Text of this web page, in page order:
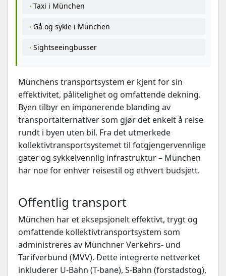
Taxi i München
Gå og sykle i München
Sightseeingbusser
Münchens transportsystem er kjent for sin
effektivitet, pålitelighet og omfattende dekning.
Byen tilbyr en imponerende blanding av
transportalternativer som gjør det enkelt å reise
rundt i byen uten bil. Fra det utmerkede
kollektivtransportsystemet til fotgjengervennlige
gater og sykkelvennlig infrastruktur – München
har noe for enhver reisestil og ethvert budsjett.
Offentlig transport
München har et eksepsjonelt effektivt, trygt og
omfattende kollektivtransportsystem som
administreres av Münchner Verkehrs- und
Tarifverbund (MVV). Dette integrerte nettverket
inkluderer U-Bahn (T-bane), S-Bahn (forstadstog),